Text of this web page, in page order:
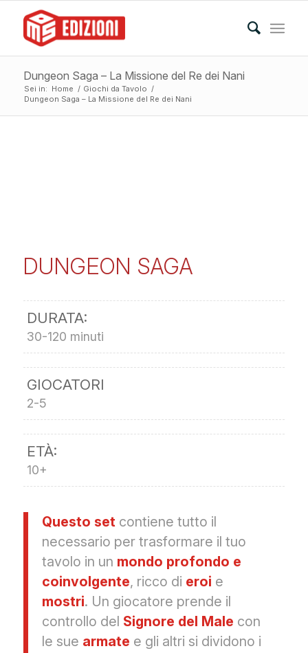
Dungeon Saga – La Missione del Re dei Nani
Sei in: Home / Giochi da Tavolo /
Dungeon Saga – La Missione del Re dei Nani
DUNGEON SAGA
DURATA:
30-120 minuti
GIOCATORI
2-5
ETÀ:
10+
Questo set contiene tutto il
necessario per trasformare il tuo
tavolo in un mondo profondo e
coinvolgente, ricco di eroi e
mostri. Un giocatore prende il
controllo del Signore del Male con
le sue armate e gli altri si dividono i